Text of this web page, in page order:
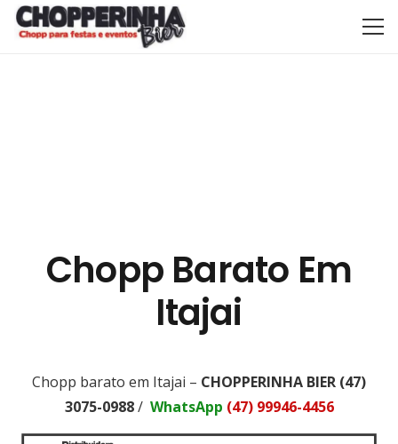
Chopp Barato Em
Itajai
Chopp barato em Itajai – CHOPPERINHA BIER (47)
3075-0988/ WhatsApp (47) 99946-4456